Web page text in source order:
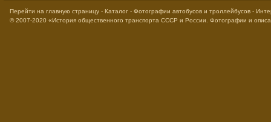
Перейти на главную страницу - Каталог - Фотографии автобусов и троллейбусов -
© 2007-2020 «История общественного транспорта СССР и России. Фотографии и